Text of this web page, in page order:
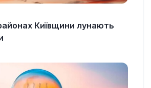
Київщини лунають